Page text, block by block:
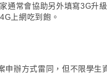
通常會協助另外填寫3G升
上網吃到飽 。
申辦方式雷同 ， 但不限學生